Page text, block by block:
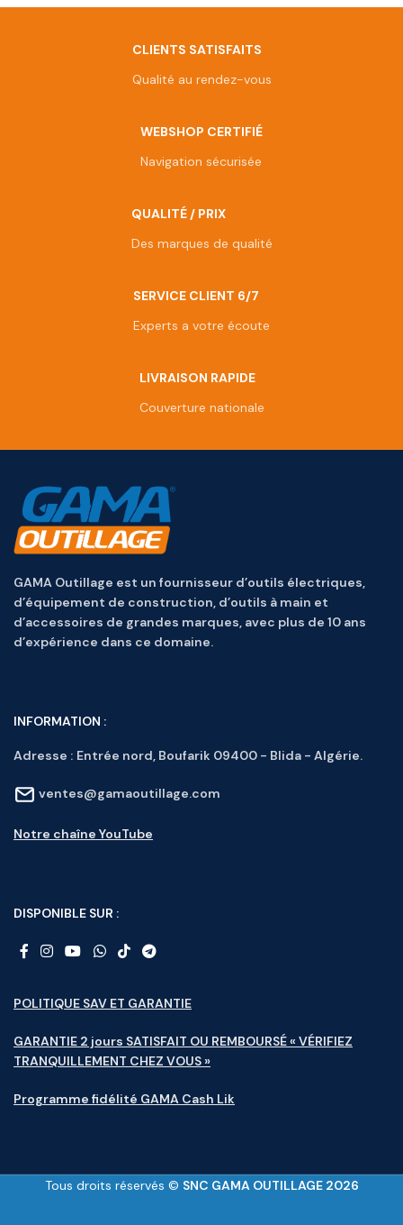
CLIENTS SATISFAITS
Qualité au rendez-vous
WEBSHOP CERTIFIÉ
Navigation sécurisée
QUALITÉ / PRIX
Des marques de qualité
SERVICE CLIENT 6/7
Experts a votre écoute
LIVRAISON RAPIDE
Couverture nationale
GAMA Outillage est un fournisseur d’outils électriques,
d’équipement de construction, d’outils à main et
d’accessoires de grandes marques, avec plus de 10 ans
d’expérience dans ce domaine.
INFORMATION :
Adresse : Entrée nord, Boufarik 09400 - Blida - Algérie.
ventes@gamaoutillage.com
Notre chaîne YouTube
DISPONIBLE SUR :
POLITIQUE SAV ET GARANTIE
GARANTIE 2 jours SATISFAIT OU REMBOURSÉ « VÉRIFIEZ
TRANQUILLEMENT CHEZ VOUS »
Programme fidélité GAMA Cash Lik
Tous droits réservés © SNC GAMA OUTILLAGE 2026